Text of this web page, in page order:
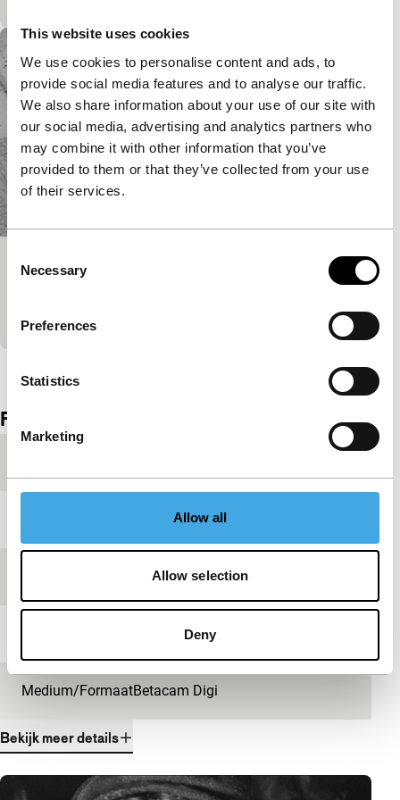
This website uses cookies
We use cookies to personalise content and ads, to
provide social media features and to analyse our traffic.
We also share information about your use of our site with
our social media, advertising and analytics partners who
may combine it with other information that you’ve
provided to them or that they’ve collected from your use
of their services.
Selection
Necessary
Preferences
Statistics
Marketing
Allow all
Allow selection
Deny
Tusschen aankomst en vertrek
Tijdsbeeld van de Rotterdamse haven in de jaren 30.
Bekijk het hele programma
Film details
IFFR 2013
Medium/FormaatBetacam Digi
Bekijk meer details